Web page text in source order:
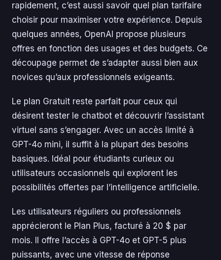
rapidement, c’est aussi savoir quel plan tarifaire
choisir pour maximiser votre expérience. Depuis
quelques années, OpenAI propose plusieurs
offres en fonction des usages et des budgets. Ce
découpage permet de s’adapter aussi bien aux
novices qu’aux professionnels exigeants.
Le plan Gratuit reste parfait pour ceux qui
désirent tester le chatbot et découvrir l’assistant
virtuel sans s’engager. Avec un accès limité à
GPT-4o mini, il suffit à la plupart des besoins
basiques. Idéal pour étudiants curieux ou
utilisateurs occasionnels qui explorent les
possibilités offertes par l’intelligence artificielle.
Les utilisateurs réguliers ou professionnels
apprécieront le Plan Plus, facturé à 20 $ par
mois. Il offre l’accès à GPT-4o et GPT-5 plus
puissants, avec une vitesse de réponse